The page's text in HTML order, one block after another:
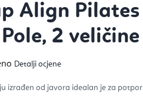
Align Pilates
2 veličine
Detalji ocjene
izrađen od javora idealan je za